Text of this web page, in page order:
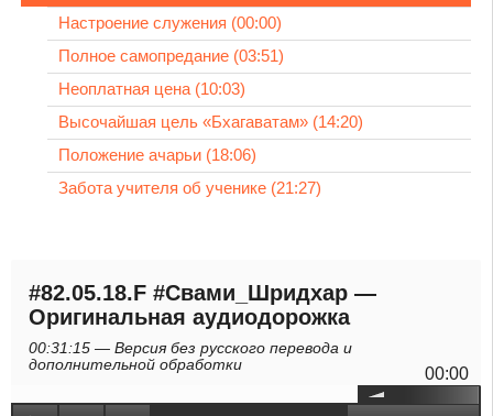
Настроение служения (00:00)
Полное самопредание (03:51)
Неоплатная цена (10:03)
Высочайшая цель «Бхагаватам» (14:20)
Положение ачарьи (18:06)
Забота учителя об ученике (21:27)
#82.05.18.F #Свами_Шридхар —
Оригинальная аудиодорожка
00:31:15 — Версия без русского перевода и
дополнительной обработки
00:00